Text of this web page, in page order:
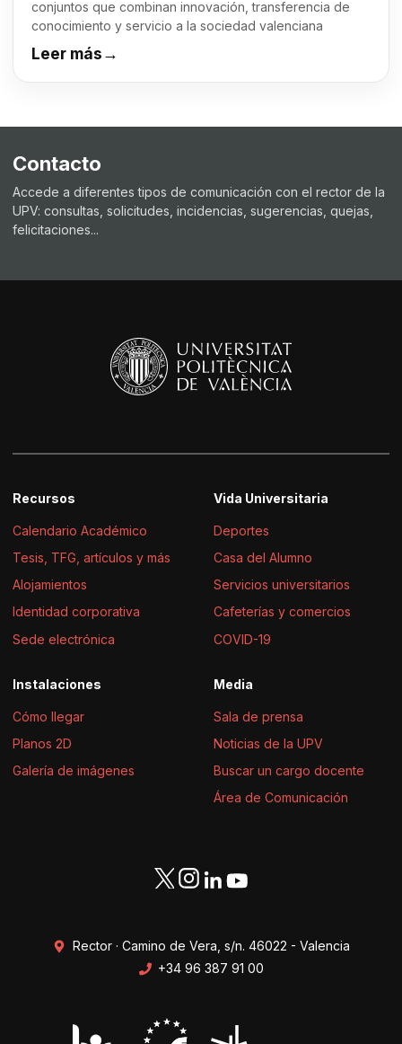
conjuntos que combinan innovación, transferencia de
conocimiento y servicio a la sociedad valenciana
Leer más→
Contacto
Accede a diferentes tipos de comunicación con el rector de la
UPV: consultas, solicitudes, incidencias, sugerencias, quejas,
felicitaciones...
Recursos
Calendario Académico
Tesis, TFG, artículos y más
Alojamientos
Identidad corporativa
Sede electrónica
Vida Universitaria
Deportes
Casa del Alumno
Servicios universitarios
Cafeterías y comercios
COVID-19
Instalaciones
Cómo llegar
Planos 2D
Galería de imágenes
Media
Sala de prensa
Noticias de la UPV
Buscar un cargo docente
Área de Comunicación
Rector · Camino de Vera, s/n. 46022 - Valencia
+34 96 387 91 00